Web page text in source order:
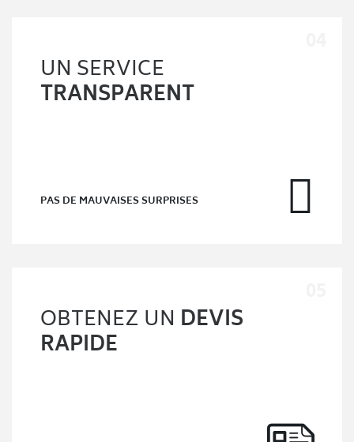
UN SERVICE
TRANSPARENT
PAS DE MAUVAISES SURPRISES
OBTENEZ UN DEVIS
RAPIDE